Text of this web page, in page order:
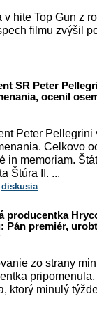
hite Top Gun z
filmu zvýšil
SR Peter
ocenil
Peter
Celkovo
in memoriam.
Štúra II. ...
diskusia
producentka
Pán premiér,
zo strany
ktorý minulý